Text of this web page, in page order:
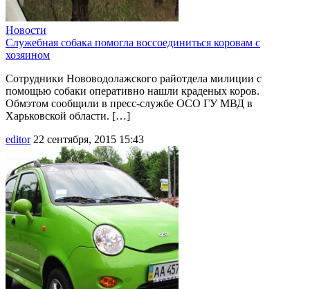
Новости
Служебная собака помогла воссоединиться коровам с
хозяином
Сотрудники Нововодолажского райотдела милиции с
помощью собаки оперативно нашли краденых коров.
Обмэтом сообщили в пресс-службе ОСО ГУ МВД в
Харьковской области. […]
editor 22 сентября, 2015 15:43